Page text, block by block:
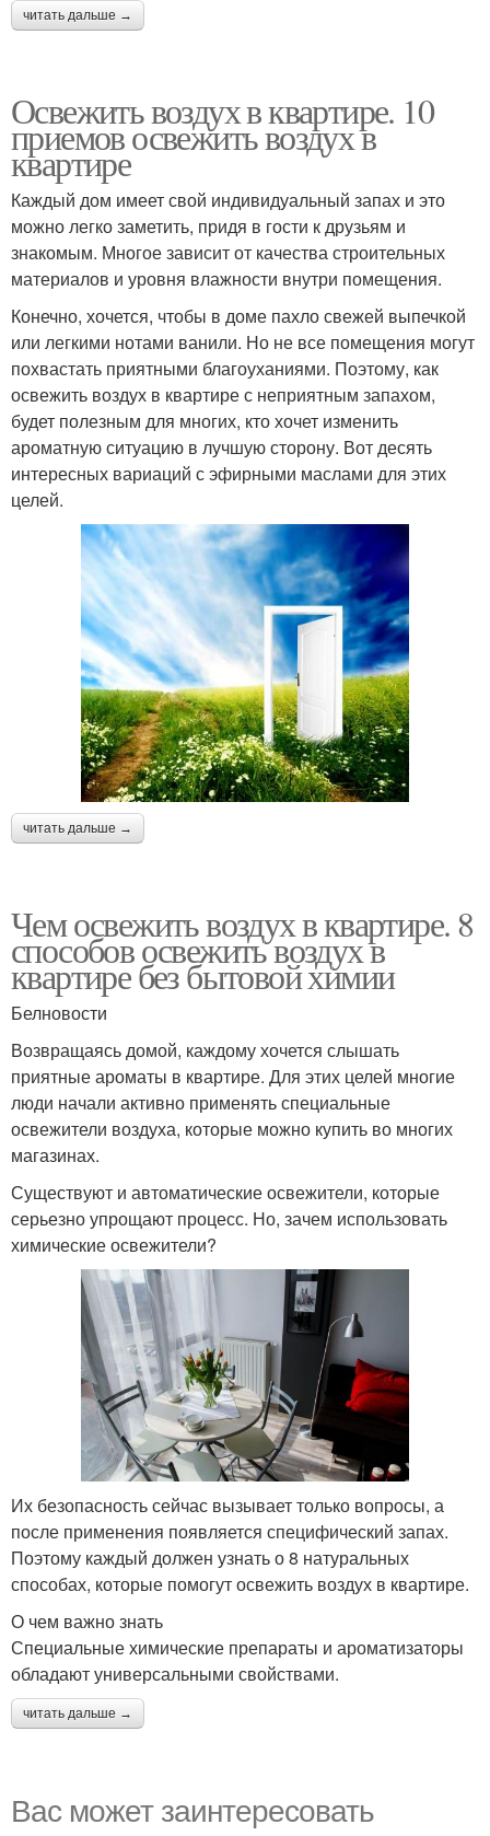
читать дальше →
Освежить воздух в квартире. 10
приемов освежить воздух в
квартире
Каждый дом имеет свой индивидуальный запах и это
можно легко заметить, придя в гости к друзьям и
знакомым. Многое зависит от качества строительных
материалов и уровня влажности внутри помещения.
Конечно, хочется, чтобы в доме пахло свежей выпечкой
или легкими нотами ванили. Но не все помещения могут
похвастать приятными благоуханиями. Поэтому, как
освежить воздух в квартире с неприятным запахом,
будет полезным для многих, кто хочет изменить
ароматную ситуацию в лучшую сторону. Вот десять
интересных вариаций с эфирными маслами для этих
целей.
читать дальше →
Чем освежить воздух в квартире. 8
способов освежить воздух в
квартире без бытовой химии
Белновости
Возвращаясь домой, каждому хочется слышать
приятные ароматы в квартире. Для этих целей многие
люди начали активно применять специальные
освежители воздуха, которые можно купить во многих
магазинах.
Существуют и автоматические освежители, которые
серьезно упрощают процесс. Но, зачем использовать
химические освежители?
Их безопасность сейчас вызывает только вопросы, а
после применения появляется специфический запах.
Поэтому каждый должен узнать о 8 натуральных
способах, которые помогут освежить воздух в квартире.
О чем важно знать
Специальные химические препараты и ароматизаторы
обладают универсальными свойствами.
читать дальше →
Вас может заинтересовать